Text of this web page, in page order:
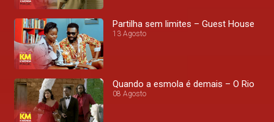
Partilha sem limites – Guest House
13 Agosto
Quando a esmola é demais – O Rio
08 Agosto